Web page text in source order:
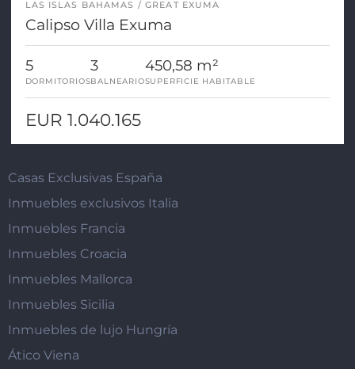
LAS ISLAS BAHAMAS GREAT EXUMA
Calipso Villa Exuma
5
DORMITORIOS
3
BALNEARIO
450,58 m²
SUPERFICIE HABITABLE
EUR 1.040.165
Casas Exclusivas España
Inmuebles exclusivos Italia
Inmuebles Francia
Inmuebles Croacia
Inmuebles Mallorca
Inmuebles Sicilia
Inmuebles de lujo Hungría
Ático Viena